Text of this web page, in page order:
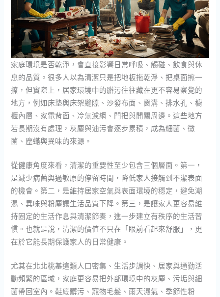
家庭環境是否乾淨，會直接影響日常呼吸、觸碰、飲食與休
息的品質。很多人以為清潔只是把地板拖乾淨、把桌面擦一
擦，但實際上，居家環境中的髒污往往藏在更不容易察覺的
地方，例如床墊與床架縫隙、沙發布面、窗溝、排水孔、櫥
櫃內層、家電背面、冷氣濾網、門把與開關周邊。這些地方
若長期沒有處理，灰塵與油污會逐步累積，成為細菌、黴
菌、塵蟎與異味的來源。
從健康角度來看，清潔的重要性至少包含三個層面。第一，
是減少病菌與過敏原的停留時間，降低家人接觸到不潔表面
的機會。第二，是維持居家空氣與表面環境的穩定，避免潮
濕、異味與粉塵讓生活品質下降。第三，是讓家人更容易維
持固定的生活作息與清潔節奏，進一步建立有秩序的生活習
慣。也就是說，清潔的價值不只在「眼前看起來舒服」，更
在於它能長期保護家人的日常健康。
尤其在北北桃基這類人口密集、生活步調快、居家與通勤活
動頻繁的區域，家庭更容易把外部環境中的灰塵、污垢與細
菌帶回室內。鞋底髒污、寵物毛髮、雨天濕氣、季節性粉